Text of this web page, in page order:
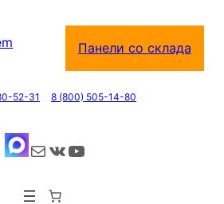
Панели со склада
52-31 8 (800) 505-14-80
Почта ВКонтакте YouTube